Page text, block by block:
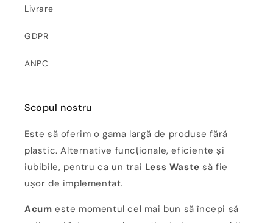
Livrare
GDPR
ANPC
Scopul nostru
Este să oferim o gama largă de produse fără
plastic. Alternative funcționale, eficiente și
iubibile, pentru ca un trai Less Waste să fie
ușor de implementat.
Acum este momentul cel mai bun să începi să